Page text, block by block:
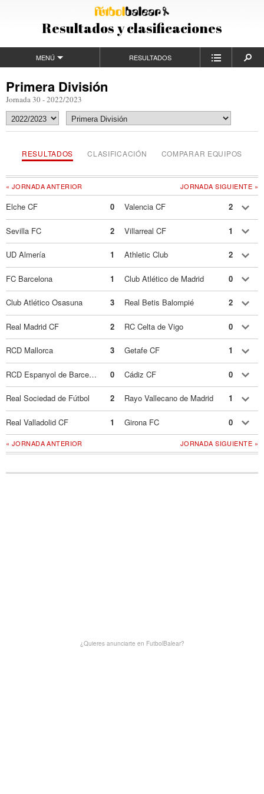
Resultados y clasificaciones
MENÚ RESULTADOS
Primera División
Jornada 30 - 2022/2023
RESULTADOS CLASIFICACIÓN COMPARAR EQUIPOS
JORNADA SIGUIENTE »
« JORNADA ANTERIOR
Elche CF 0 Valencia CF 2
Sevilla FC 2 Villarreal CF 1
UD Almería 1 Athletic Club 2
FC Barcelona 1 Club Atlético de Madrid 0
Club Atlético Osasuna 3 Real Betis Balompié 2
Real Madrid CF 2 RC Celta de Vigo 0
RCD Mallorca 3 Getafe CF 1
RCD Espanyol de Barcelona 0 Cádiz CF 0
Real Sociedad de Fútbol 2 Rayo Vallecano de Madrid 1
Real Valladolid CF 1 Girona FC 0
JORNADA SIGUIENTE »
« JORNADA ANTERIOR
¿Quieres anunciarte en FutbolBalear?